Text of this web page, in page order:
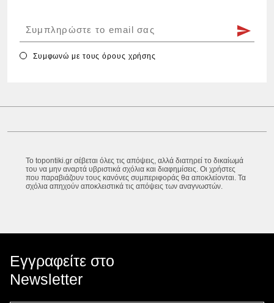
Συμφωνώ με τουςόρους χρήσης
Το topontiki.gr σέβεται όλες τις απόψεις, αλλά διατηρεί το δικαίωμά
του να μην αναρτά υβριστικά σχόλια και διαφημίσεις. Οι χρήστες
που παραβιάζουν τους κανόνες συμπεριφοράς θα αποκλείονται. Τα
σχόλια απηχούν αποκλειστικά τις απόψεις των αναγνωστών.
Εγγραφείτε στο
Newsletter